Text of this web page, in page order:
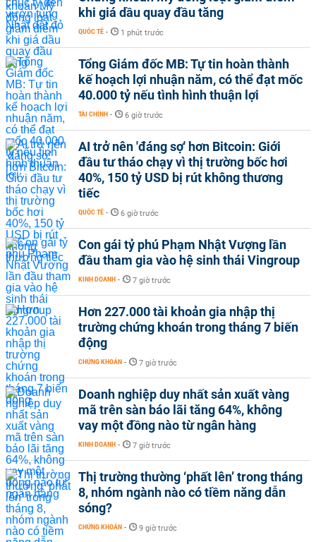
khi giá dầu quay đầu tăng
QUỐC TẾ - 1 phút trước
Tổng Giám đốc MB: Tự tin hoàn thành
kế hoạch lợi nhuận năm, có thể đạt mốc
40.000 tỷ nếu tình hình thuận lợi
TÀI CHÍNH - 6 giờ trước
AI trở nên 'đáng sợ' hơn Bitcoin: Giới
đầu tư tháo chạy vì thị trường bốc hơi
40%, 150 tỷ USD bị rút không thương
tiếc
QUỐC TẾ - 6 giờ trước
Con gái tỷ phú Phạm Nhật Vượng lần
đầu tham gia vào hệ sinh thái Vingroup
KINH DOANH - 7 giờ trước
Hơn 227.000 tài khoản gia nhập thị
trường chứng khoán trong tháng 7 biến
động
CHỨNG KHOÁN - 7 giờ trước
Doanh nghiệp duy nhất sản xuất vàng
mã trên sàn báo lãi tăng 64%, không
vay một đồng nào từ ngân hàng
KINH DOANH - 7 giờ trước
Thị trường thường ‘phất lên’ trong tháng
8, nhóm ngành nào có tiềm năng dẫn
sóng?
CHỨNG KHOÁN - 9 giờ trước